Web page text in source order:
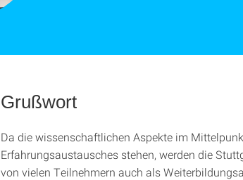
Grußwort
Da die wissenschaftlichen Aspekte im
Erfahrungsaustausches stehen, werden die
von vielen Teilnehmern auch als